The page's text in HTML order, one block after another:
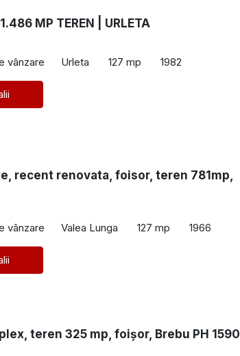
MP TEREN | URLETA
vânzare Urleta 127 mp 1982
recent renovata, foisor, teren 781mp,
vânzare Valea Lunga 127 mp 1966
teren 325 mp, foișor, Brebu PH